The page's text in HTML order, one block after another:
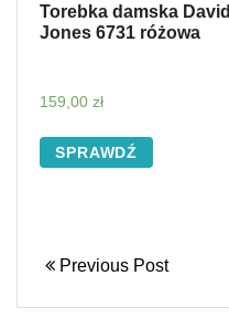
Torebka damska David
Jones 6731 różowa
159,00 zł
SPRAWDŹ
Previous Post